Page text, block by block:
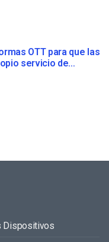
OTT para que las
servicio de
Dispositivos